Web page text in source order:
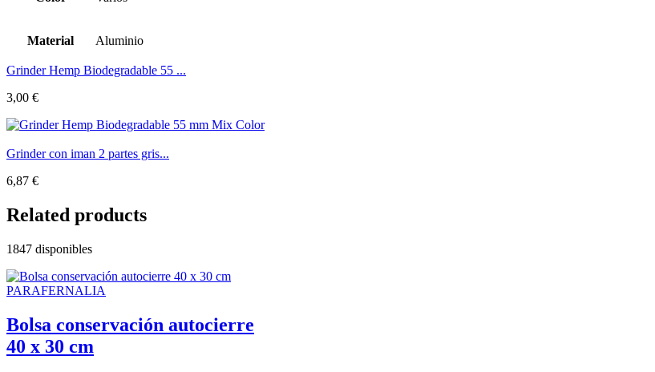
Material Aluminio
Grinder Hemp Biodegradable 55 ...
3,00 €
Grinder con iman 2 partes gris...
6,87 €
Related products
1847 disponibles
PARAFERNALIA
Bolsa conservación autocierre
40 x 30 cm